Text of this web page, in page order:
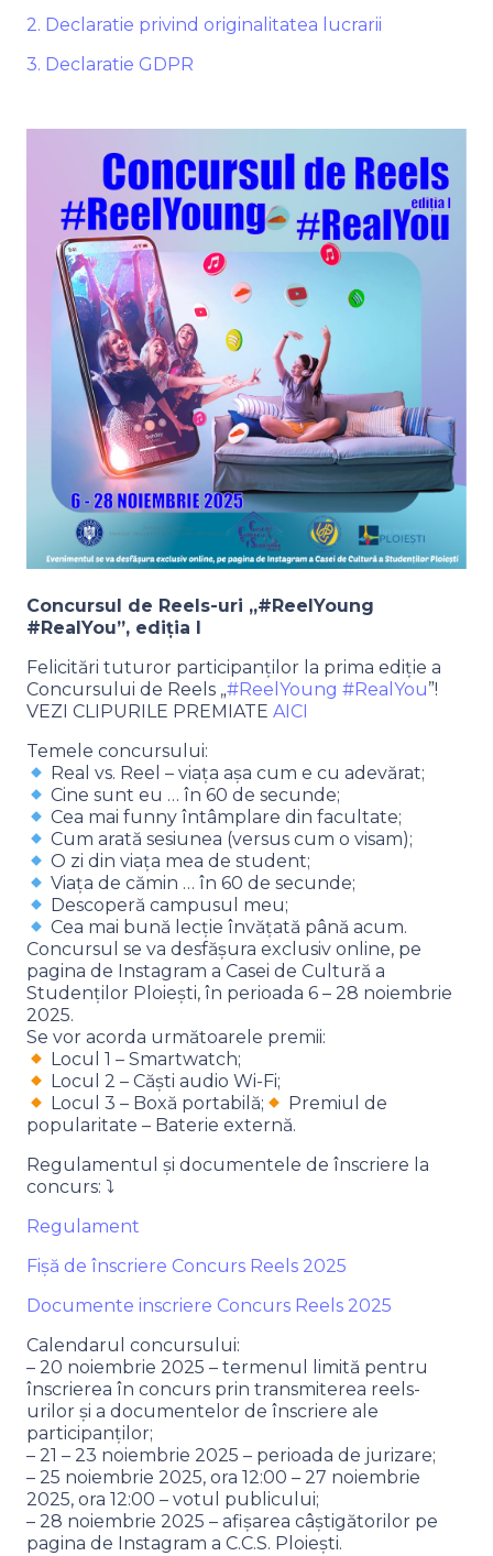
2. Declaratie privind originalitatea lucrarii
3. Declaratie GDPR
Concursul de Reels-uri „#ReelYoung
#RealYou”, ediția I
Felicitări tuturor participanților la prima ediție a
Concursului de Reels „#ReelYoung #RealYou”!
VEZI CLIPURILE PREMIATE AICI
Temele concursului:
Real vs. Reel – viața așa cum e cu adevărat;
Cine sunt eu … în 60 de secunde;
Cea mai funny întâmplare din facultate;
Cum arată sesiunea (versus cum o visam);
O zi din viața mea de student;
Viața de cămin … în 60 de secunde;
Descoperă campusul meu;
Cea mai bună lecție învățată până acum.
Concursul se va desfăşura exclusiv online, pe
pagina de Instagram a Casei de Cultură a
Studenților Ploiești, în perioada 6 – 28 noiembrie
2025.
Se vor acorda următoarele premii:
Locul 1 – Smartwatch;
Locul 2 – Căști audio Wi-Fi;
Locul 3 – Boxă portabilă;
Premiul de
popularitate – Baterie externă.
Regulamentul și documentele de înscriere la
concurs: ⤵
Regulament
Fișă de înscriere Concurs Reels 2025
Documente inscriere Concurs Reels 2025
Calendarul concursului:
– 20 noiembrie 2025 – termenul limită pentru
înscrierea în concurs prin transmiterea reels-
urilor și a documentelor de înscriere ale
participanților;
– 21 – 23 noiembrie 2025 – perioada de jurizare;
– 25 noiembrie 2025, ora 12:00 – 27 noiembrie
2025, ora 12:00 – votul publicului;
– 28 noiembrie 2025 – afișarea câștigătorilor pe
pagina de Instagram a C.C.S. Ploiești.